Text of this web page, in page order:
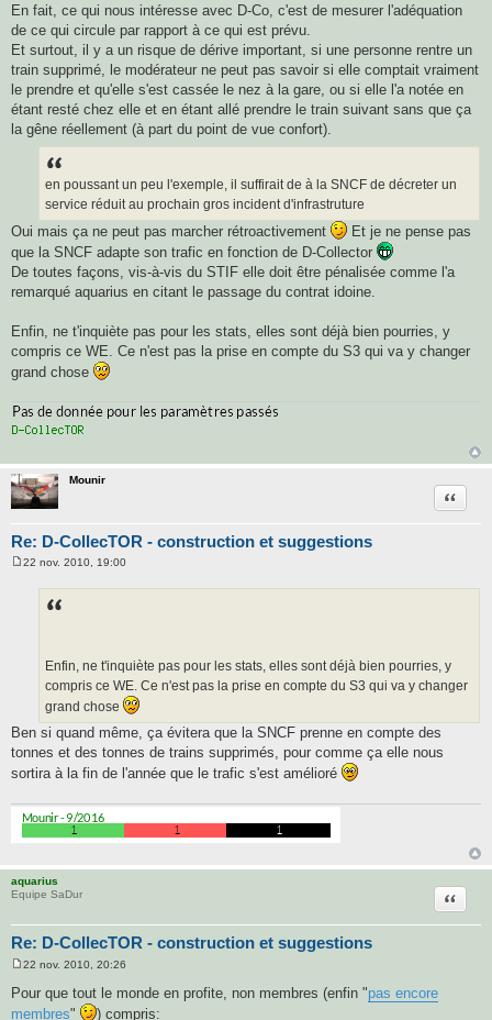
En fait, ce qui nous intéresse avec D-Co, c'est de mesurer l'adéquation
de ce qui circule par rapport à ce qui est prévu.
Et surtout, il y a un risque de dérive important, si une personne rentre un
train supprimé, le modérateur ne peut pas savoir si elle comptait vraiment
le prendre et qu'elle s'est cassée le nez à la gare, ou si elle l'a notée en
étant resté chez elle et en étant allé prendre le train suivant sans que ça
la gêne réellement (à part du point de vue confort).
en poussant un peu l'exemple, il suffirait de à la SNCF de décreter un
service réduit au prochain gros incident d'infrastruture
Oui mais ça ne peut pas marcher rétroactivement
Et je ne pense pas
que la SNCF adapte son trafic en fonction de D-Collector
De toutes façons, vis-à-vis du STIF elle doit être pénalisée comme l'a
remarqué aquarius en citant le passage du contrat idoine.
Enfin, ne t'inquiète pas pour les stats, elles sont déjà bien pourries, y
compris ce WE. Ce n'est pas la prise en compte du S3 qui va y changer
grand chose
Mounir
Re: D-CollecTOR - construction et suggestions
22 nov. 2010, 19:00
Enfin, ne t'inquiète pas pour les stats, elles sont déjà bien pourries, y
compris ce WE. Ce n'est pas la prise en compte du S3 qui va y changer
grand chose
Ben si quand même, ça évitera que la SNCF prenne en compte des
tonnes et des tonnes de trains supprimés, pour comme ça elle nous
sortira à la fin de l'année que le trafic s'est amélioré
aquarius
Equipe SaDur
Re: D-CollecTOR - construction et suggestions
s
s
22 nov. 2010, 20:26
Pour que tout le monde en profite, non membres (enfin "pas encore
membres" ) compris: